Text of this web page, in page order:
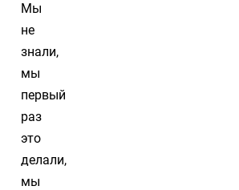
Мы
не
знали,
мы
первый
раз
это
делали,
мы